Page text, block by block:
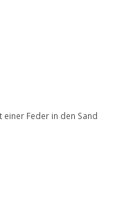
Feder in den Sand